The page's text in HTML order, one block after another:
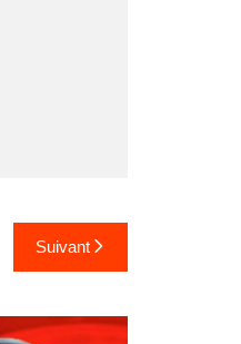
Suivant